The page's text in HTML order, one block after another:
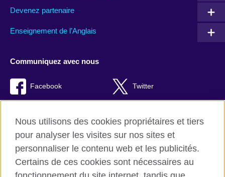
Devenez partenaire
Enseignement de l’Anglais
Communiquez avec nous
Facebook Twitter
Nous utilisons des cookies propriétaires et tiers
pour analyser les visites sur nos sites et
personnaliser le contenu web et les publicités.
Certains de ces cookies sont nécessaires au